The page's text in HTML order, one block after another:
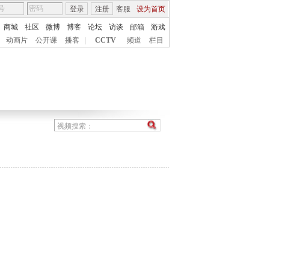
客服 设为首页
登录 注册
商城 社区 微博 博客 论坛 访谈 邮箱
游戏
动画片 公开课 播客 CCTV 频道 栏目